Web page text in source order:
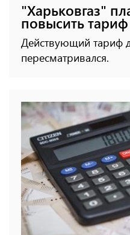
"Харьковгаз"
повысить тариф
Действующий тариф
пересматривался.